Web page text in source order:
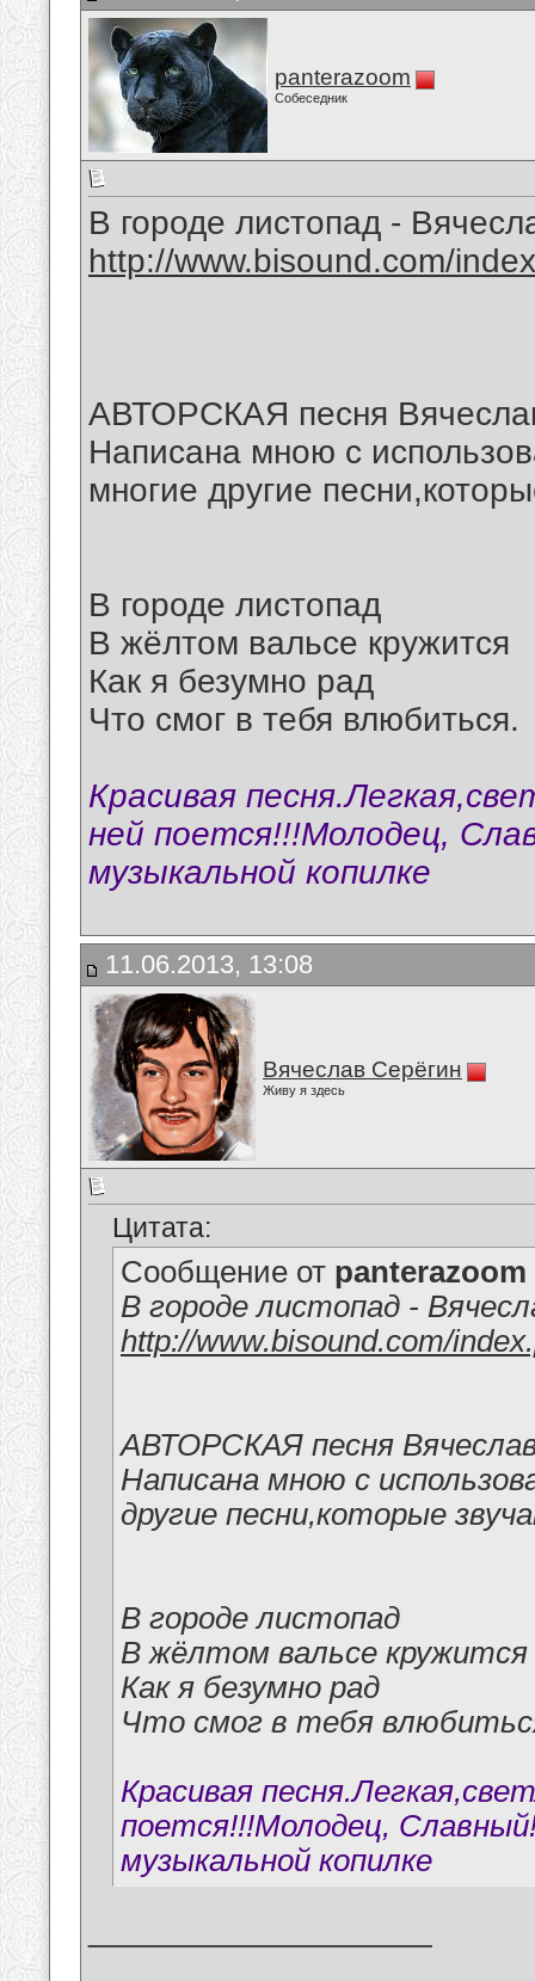
panterazoom
Собеседник
В городе листопад -
http://www.bisound.com/
АВТОРСКАЯ песня
Написана мною с
многие другие
В городе листопад
В жёлтом вальсе кружится
Как я безумно рад
Что смог в тебя влюбиться.
Красивая
ней поется!!!Молодец,
музыкальной копилке
11.06.2013, 13:08
Вячеслав Серёгин
Живу я здесь
Цитата:
Сообщение от panterazoom
В городе листопад -
http://www.bisound.com/
АВТОРСКАЯ песня
Написана мною с
другие песни,которые
В городе листопад
В жёлтом вальсе кружится
Как я безумно рад
Что смог в тебя
Красивая
поется!!!Молодец,
музыкальной копилке